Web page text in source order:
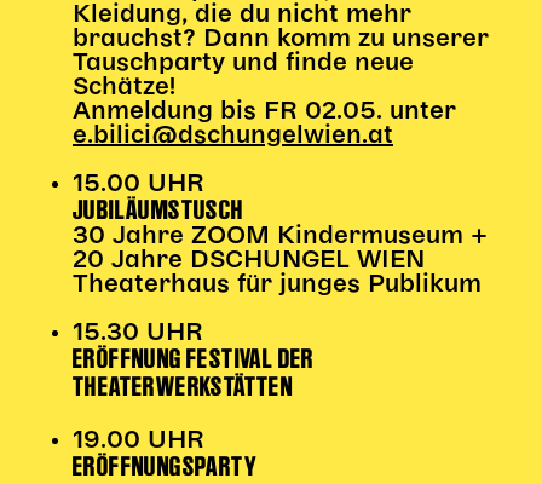
HAUS
Über Uns
Team
Künstler*innen 2025/26
Bühnen + Studios
Leitlinien
Partner*innen
20 Jahre Dschungel Wien
SERVICE
Kleidung, die du nicht mehr
brauchst? Dann komm zu unserer
Tauschparty und finde neue
Schätze!
Anmeldung bis FR 02.05. unter
e.bilici@dschungelwien.at
15.00 UHR
JUBILÄUMSTUSCH
30 Jahre ZOOM Kindermuseum +
20 Jahre DSCHUNGEL WIEN
Theaterhaus für junges Publikum
15.30 UHR
ERÖFFNUNG FESTIVAL DER
THEATERWERKSTÄTTEN
19.00 UHR
ERÖFFNUNGSPARTY